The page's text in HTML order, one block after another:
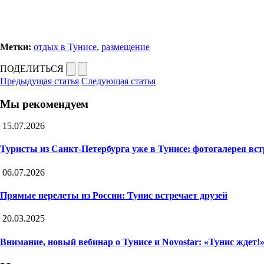
Метки: отдых в Тунисе, размещение
ПОДЕЛИТЬСЯ
Предыдущая статья Следующая статья
Мы рекомендуем
15.07.2026
Туристы из Санкт-Петербурга уже в Тунисе: фотогалерея
06.07.2026
Прямые перелеты из России: Тунис встречает друзей
20.03.2025
Внимание, новый вебинар о Тунисе и Novostar: «Тунис ждет!»